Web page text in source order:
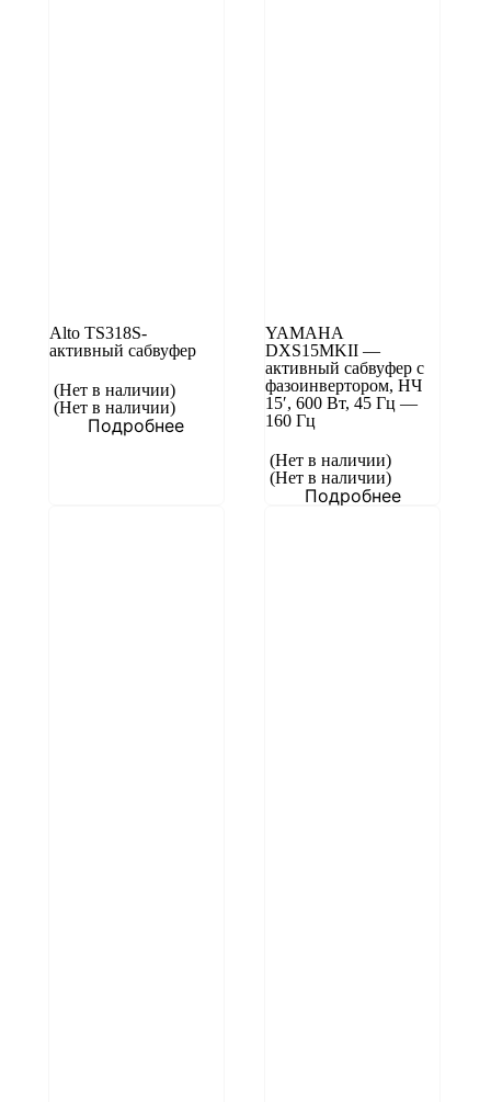
Alto TS318S-
активный сабвуфер
(Нет в наличии)
(Нет в наличии)
Подробнее
YAMAHA
DXS15MKII —
активный сабвуфер с
фазоинвертором, НЧ
15′, 600 Вт, 45 Гц —
160 Гц
(Нет в наличии)
(Нет в наличии)
Подробнее